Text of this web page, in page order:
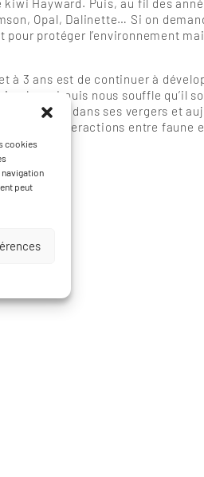
cookies
peut
Hayward. Puis, au fil des
Opal, Dalinette… Si on
protéger l’environnement
à 3 ans est de continuer à
Jean-Louis nous souffle qu’il
15 ans dans ses vergers et
les interactions entre faune